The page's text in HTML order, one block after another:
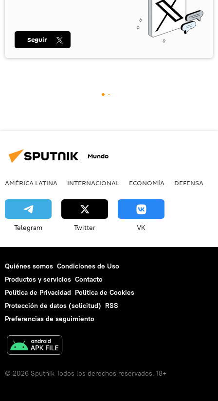
Seguir
Mundo
AMÉRICA LATINA INTERNACIONAL ECONOMÍA DEFENSA
Telegram Twitter VK
Quiénes somos Condiciones de Uso
Productos y servicios Contacto
Política de Privacidad Politica de Cookies
Protección de datos (solicitud) RSS
Preferencias de seguimiento
© 2026 Sputnik Todos los derechos reservados. 18+